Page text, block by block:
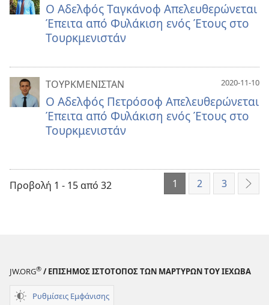
Ο Αδελφός Ταγκάνοφ Απελευθερώνεται
Έπειτα από Φυλάκιση ενός Έτους στο
Τουρκμενιστάν
2020-11-10
ΤΟΥΡΚΜΕΝΙΣΤΑΝ
Ο Αδελφός Πετρόσοφ Απελευθερώνεται
Έπειτα από Φυλάκιση ενός Έτους στο
Τουρκμενιστάν
Προβολή 1 - 15 από 32 1 2 3
JW.ORG® / ΕΠΙΣΗΜΟΣ ΙΣΤΟΤΟΠΟΣ ΤΩΝ ΜΑΡΤΥΡΩΝ ΤΟΥ ΙΕΧΩΒΑ
Ρυθμίσεις Εμφάνισης